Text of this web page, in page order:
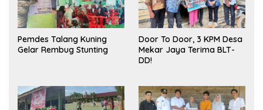
Pemdes Talang Kuning
Gelar Rembug Stunting
Door To Door, 3 KPM Desa
Mekar Jaya Terima BLT-
DD!